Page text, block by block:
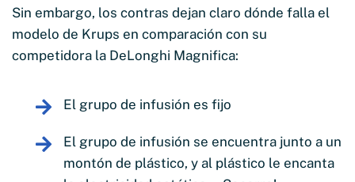
Sin embargo, los contras dejan claro dónde falla el
modelo de Krups en comparación con su
competidora la DeLonghi Magnifica:
El grupo de infusión es fijo
El grupo de infusión se encuentra junto a un
montón de plástico, y al plástico le encanta